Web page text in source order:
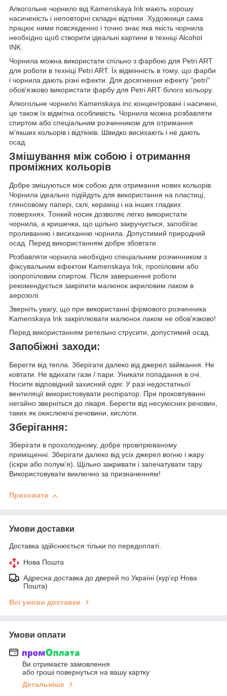
Алкогольне чорнило від Kamenskaya Ink мають хорошу
насиченість і неповторні складні відтінки. Художниця сама
працює ними повсякденно і точно знає яка якість чорнила
необхідно щоб створити ідеальні картини в техніці Alcohol
INK.
Чорнила можна використати спільно з фарбою для Petri ART
для роботи в техніці Petri ART. Їх відмінність в тому, що фарби
і чорнила дають різні ефекти. Для досягнення ефекту "petri"
обов'язково використати фарбу для Petri ART білого кольору.
Алкогольне чорнило Kamenskaya inc концентровані і насичені,
це також їх відмітна особливість. Чорнила можна розбавляти
спиртом або спеціальним розчинником для отримання
м'якших кольорів і відтінків. Швидко висиxають і не дають
осад.
Змішування між собою і отримання
проміжних кольорів
Добре змішуються між собою для отримання нових кольорів.
Чорнила ідеально підійдуть для використання на пластиці,
глянсовому папері, склі, кераміці і на інших гладких
поверхнях. Тонкий носик дозволяє легко використати
чорнила, а кришечка, що щільно закручується, запобігає
проливанню і висиханню чорнила. Допустимий природний
осад. Перед використанням добре збовтати.
Розбавляти чорнила необхідно спеціальним розчинником з
фіксувальним ефектом Kamenskaya Ink, пропіловим або
ізопропіловим спиртом. Після завершення роботи
рекомендується закріпити малюнок акриловим лаком в
аерозолі.
Зверніть увагу, що при використанні фірмового розчинника
Kamenskaya Ink закріплювати малюнок лаком не обов'язково!
Перед використанням ретельно струсити, допустимий осад.
Запобіжні заходи:
Берегти від тепла. Зберігати далеко від джерел займання. Не
ковтати. Не вдихати гази / пари. Уникати попадання в очі.
Носити відповідний захисний одяг. У разі недостатньої
вентиляції використовувати респіратор. При проковтуванні
негайно зверніться до лікаря. Берегти від несумісних речовин,
таких як окислюючі речовини, кислоти.
Зберігання:
Зберігати в прохолодному, добре провітрюваному
приміщенні. Зберігати далеко від усіх джерел вогню і жару
(іскри або полум'я). Щільно закривати і запечатувати тару.
Використовувати виключно за призначенням!
Приховати
Умови доставки
Доставка здійснюється тільки по передоплаті.
Нова Пошта
Адресна доставка до дверей по Україні (кур'єр Нова
Пошта)
Всі умови доставки
Умови оплати
Ви отримаєте замовлення
або гроші повернуться на вашу картку
Детальніше